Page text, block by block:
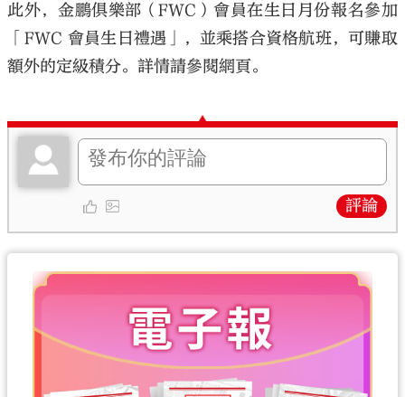
此外，金鵬俱樂部（FWC）會員在生日月份報名參加
「FWC 會員生日禮遇」，並乘搭合資格航班，可賺取
額外的定級積分。詳情請參閱網頁。
評論